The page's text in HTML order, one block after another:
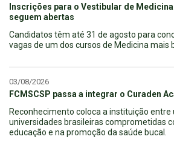
Inscrições para o Vestibular de Medicina
seguem abertas
Candidatos têm até 31 de agosto para
vagas de um dos cursos de Medicina mais
03/08/2026
FCMSCSP passa a integrar o Curaden
Reconhecimento coloca a instituição entre
universidades brasileiras comprometidas
educação e na promoção da saúde bucal.